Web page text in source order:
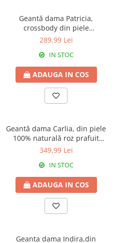
Geantă dama Patricia,
crossbody din piele
100%naturala, cu aspect
289,99 Lei
IN STOC
ADAUGA IN COS
Geantă dama Carlia, din piele
100% naturală roz prafuit
8009
349,99 Lei
IN STOC
ADAUGA IN COS
Geanta dama Indira,din